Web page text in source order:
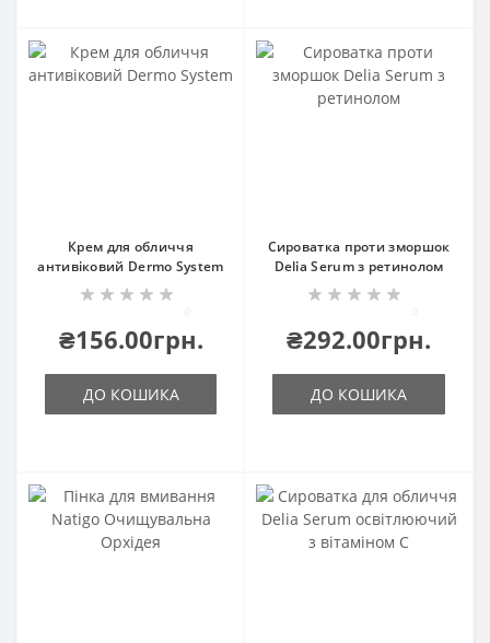
Крем для обличчя
антивіковий Dermo System
₴156.00грн.
ДО КОШИКА
Сироватка проти зморшок
Delia Serum з ретинолом
₴292.00грн.
ДО КОШИКА